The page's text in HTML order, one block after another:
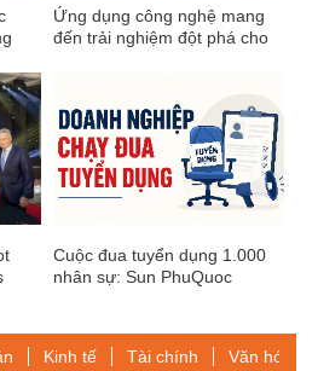
Ứng dụng công nghệ mang
đến trải nghiệm đột phá cho
Cuộc đua tuyển dụng 1.000
nhân sự: Sun PhuQuoc
sách đen' 420 người
Kinh tế Tài chính Văn hóa-